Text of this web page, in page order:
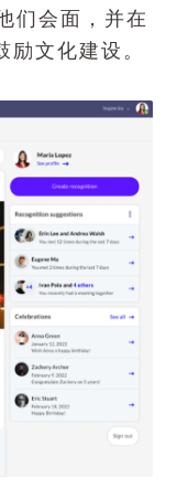
们会面，并在
文化建设。